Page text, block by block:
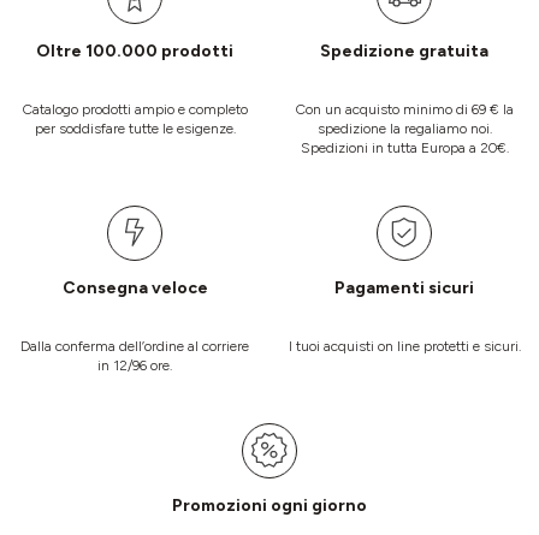
Oltre 100.000 prodotti
Catalogo prodotti ampio e completo
per soddisfare tutte le esigenze.
Spedizione gratuita
Con un acquisto minimo di 69 € la
spedizione la regaliamo noi.
Spedizioni in tutta Europa a 20€.
Consegna veloce
Dalla conferma dell’ordine al corriere
in 12/96 ore.
Pagamenti sicuri
I tuoi acquisti on line protetti e sicuri.
Promozioni ogni giorno